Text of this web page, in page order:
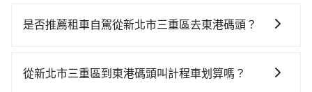
較貴！從最早06:26一直到22:16，台北-左營一天最多有
元、車程約10分鐘。抵達高鐵站後，步行進站、現場購
是否推薦租車自駕從新北市三重區去東港碼頭？
在車上休息，那在新北市三重區所在的新北市三重區有
從新北市三重區到東港碼頭叫計程車划算嗎？